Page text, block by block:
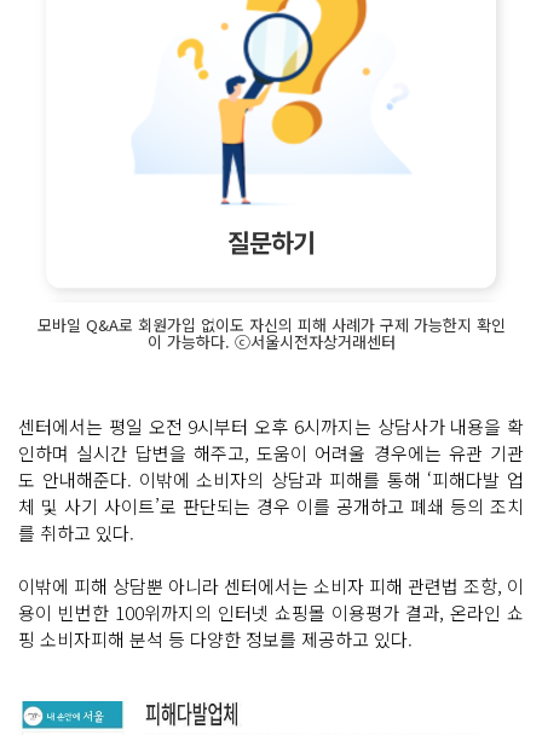
모바일 Q&A로 회원가입 없이도 자신의 피해 사례가 구제 가능한지 확인
이 가능하다. ⓒ서울시전자상거래센터
센터에서는 평일 오전 9시부터 오후 6시까지는 상담사가 내용을 확
인하며 실시간 답변을 해주고, 도움이 어려울 경우에는 유관 기관
도 안내해준다. 이밖에 소비자의 상담과 피해를 통해 ‘피해다발 업
체 및 사기 사이트’로 판단되는 경우 이를 공개하고 폐쇄 등의 조치
를 취하고 있다.
이밖에 피해 상담뿐 아니라 센터에서는 소비자 피해 관련법 조항, 이
용이 빈번한 100위까지의 인터넷 쇼핑몰 이용평가 결과, 온라인 쇼
핑 소비자피해 분석 등 다양한 정보를 제공하고 있다.